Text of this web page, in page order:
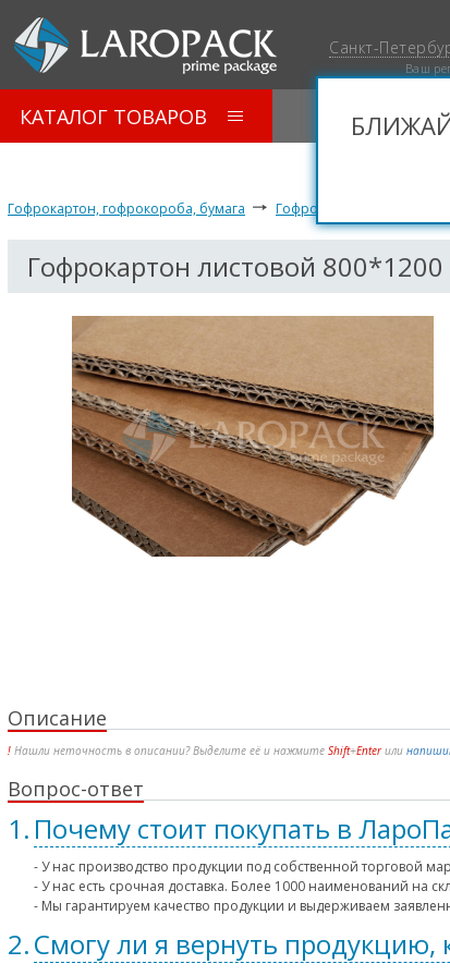
Санкт-
Ваш
КАТАЛОГ ТОВАРОВ
Гофрокартон, гофрокороба, бумага Гофрокартон листовой и
Гофрокартон листовой 800*1200
Описание
! Нашли неточность в описании? Выделите её и нажмите Shift+Enterили
Вопрос-ответ
Почему стоит покупать в
- У нас производство продукции под собственной торговой
- У нас есть срочная доставка. Более 1000 наименований на
- Мы гарантируем качество продукции и выдерживаем
Смогу ли я вернуть продукцию,